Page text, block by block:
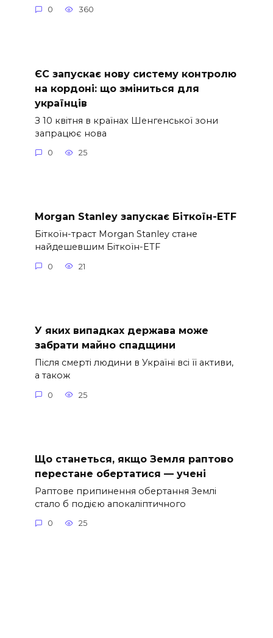
0 360
ЄС запускає нову систему контролю
на кордоні: що зміниться для
українців
З 10 квітня в країнах Шенгенської зони
запрацює нова
0 25
Morgan Stanley запускає Біткоїн-ETF
Біткоїн-траст Morgan Stanley стане
найдешевшим Біткоїн-ETF
0 21
У яких випадках держава може
забрати майно спадщини
Після смерті людини в Україні всі її активи,
а також
0 25
Що станеться, якщо Земля раптово
перестане обертатися — учені
Раптове припинення обертання Землі
стало б подією апокаліптичного
0 25